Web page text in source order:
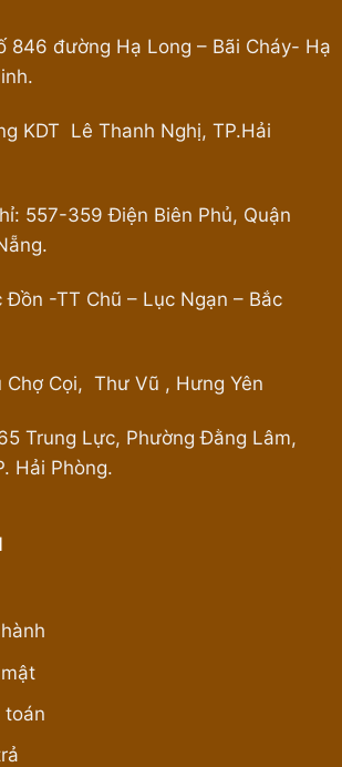
846 đường Hạ Long – Bãi Cháy- Hạ
KDT Lê Thanh Nghị, TP.Hải
557-359 Điện Biên Phủ, Quận
Đồn -TT Chũ – Lục Ngạn – Bắc
Chợ Cọi, Thư Vũ , Hưng Yên
Trung Lực, Phường Đằng Lâm,
Hải Phòng.
toán